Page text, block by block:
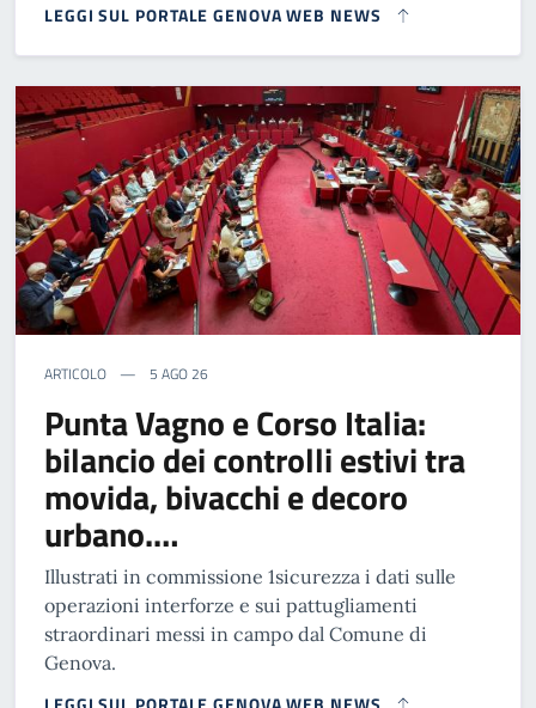
LEGGI SUL PORTALE GENOVA WEB NEWS
ARTICOLO 5 AGO 26
Punta Vagno e Corso Italia:
bilancio dei controlli estivi tra
movida, bivacchi e decoro
urbano.…
Illustrati in commissione 1sicurezza i dati sulle
operazioni interforze e sui pattugliamenti
straordinari messi in campo dal Comune di
Genova.